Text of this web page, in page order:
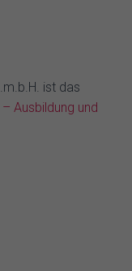
ist das
Ausbildung und